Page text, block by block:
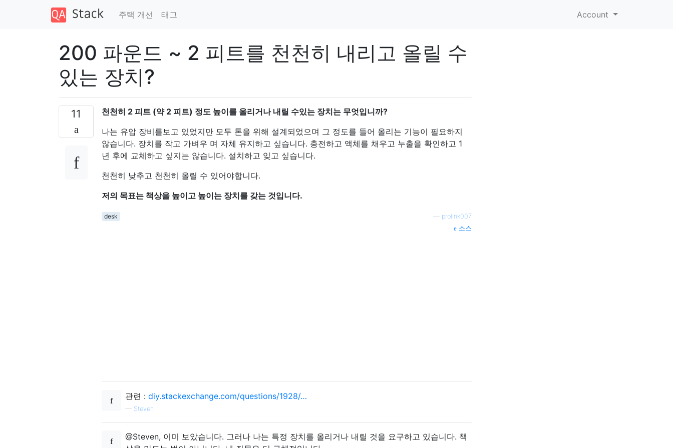
주택 개선 태그 Account
200 파운드 ~ 2 피트를 천천히 내리고 올릴 수
있는 장치?
11
천천히 2 피트 (약 2 피트) 정도 높이를 올리거나 내릴 수있는 장치는 무엇입니까?
나는 유압 장비를보고 있었지만 모두 톤을 위해 설계되었으며 그 정도를 들어 올리는 기능이 필요하지
않습니다. 장치를 작고 가벼우 며 자체 유지하고 싶습니다. 충전하고 액체를 채우고 누출을 확인하고 1
년 후에 교체하고 싶지는 않습니다. 설치하고 잊고 싶습니다.
천천히 낮추고 천천히 올릴 수 있어야합니다.
저의 목표는 책상을 높이고 높이는 장치를 갖는 것입니다.
desk
prolink007
소스
관련 : diy.stackexchange.com/questions/1928/…
— Steven
@Steven, 이미 보았습니다. 그러나 나는 특정 장치를 올리거나 내릴 것을 요구하고 있습니다. 책